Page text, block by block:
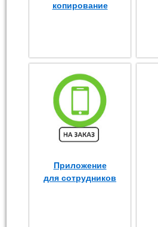
копирование
Приложение
для сотрудников